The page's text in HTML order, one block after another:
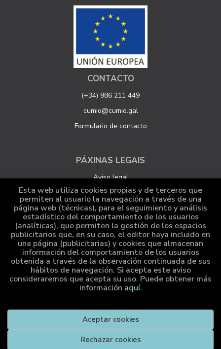
CONTACTO
(+34) 986 211 449
cumio@cumio.gal
Formulario de contacto
PÁXINAS LEGAIS
Aviso legal
Protección de datos
Política de Cookies
Configuración de Cookies
ATENCIÓN AO CLIENTE
Quen somos
Pedidos especiais
Esta web utiliza cookies propias y de terceros que
permiten al usuario la navegación a través de una
página web (técnicas), para el seguimiento y análisis
estadístico del comportamiento de los usuarios
(analíticas), que permiten la gestión de los espacios
publicitarios que, en su caso, el editor haya incluido en
una página (publicitarias) y cookies que almacenan
información del comportamiento de los usuarios
obtenida a través de la observación continuada de sus
hábitos de navegación. Si acepta este aviso
consideraremos que acepta su uso. Puede obtener más
información aquí.
Rechazar cookies
Aceptar cookies